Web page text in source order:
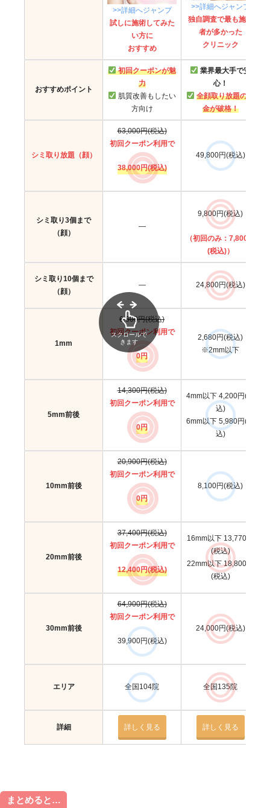
>>詳細へジャンプ
試しに施術してみた
い方に
おすすめ
>>詳細へジャンプ
独自調査で最も施術
者が多かった
クリニック
おすすめポイント
初回クーポンが魅
力
肌質改善もしたい
方向け
業界最大手で安
心！
全顔取り放題の料
金が破格！
シミ取り放題（顔）
63,000円(税込)
初回クーポン利用で
38,000円(税込)
49,800円(税込)
シミ取り3個まで
（顔）
—
9,800円(税込)
（初回のみ：7,800円
(税込)）
シミ取り10個まで
（顔）
— 24,800円(税込)
1mm
6,600円(税込)
初回クーポン利用で
0円
2,680円(税込)
※2mm以下
5mm前後
14,300円(税込)
初回クーポン利用で
0円
4mm以下 4,200円(税
込)
6mm以下 5,980円(税
込)
10mm前後
20,900円(税込)
初回クーポン利用で
0円
8,100円(税込)
20mm前後
37,400円(税込)
初回クーポン利用で
12,400円(税込)
16mm以下 13,770円
(税込)
22mm以下 18,800円
(税込)
30mm前後
64,900円(税込)
初回クーポン利用で
39,900円(税込)
24,000円(税込)
エリア 全国104院 全国135院
詳細 詳しく見る 詳しく見る
スクロールで
きます
まとめると…